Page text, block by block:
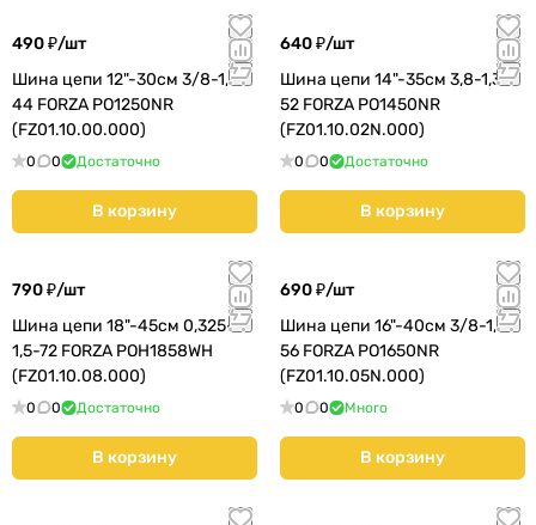
490 ₽/шт
Шина цепи 12"-30см 3/8-1,3-
44 FORZA PO1250NR
(FZ01.10.00.000)
0 0 Достаточно
В корзину
640 ₽/шт
Шина цепи 14"-35см 3,8-1,3-
52 FORZA PO1450NR
(FZ01.10.02N.000)
0 0 Достаточно
В корзину
790 ₽/шт
Шина цепи 18"-45см 0,325-
1,5-72 FORZA POH1858WH
(FZ01.10.08.000)
0 0 Достаточно
В корзину
690 ₽/шт
Шина цепи 16"-40см 3/8-1,3-
56 FORZA PO1650NR
(FZ01.10.05N.000)
0 0 Много
В корзину